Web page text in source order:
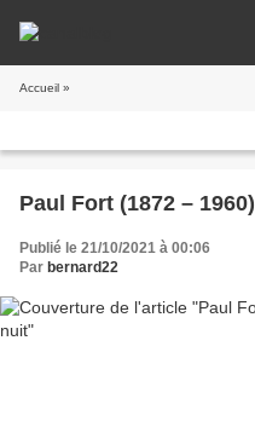
Accueil »
Paul Fort (1872 –
Publié le 21/10/2021 à 00:06
Par bernard22